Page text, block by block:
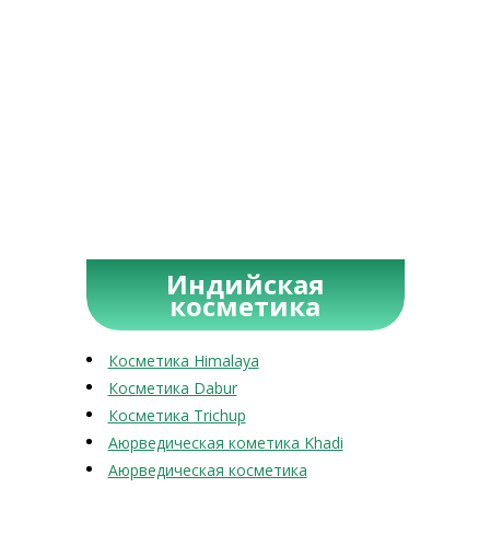
Индийская
косметика
Косметика Himalaya
Косметика Dabur
Косметика Trichup
Аюрведическая кометика Khadi
Аюрведическая косметика